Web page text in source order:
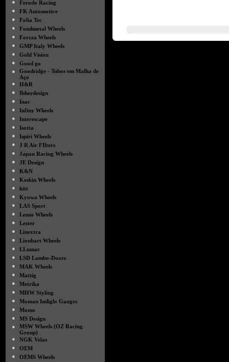
●
Ferodo Racing
●
FK Automotive
●
Folia Tec
●
Fondmetal Wheels
●
Forzza Wheels
●
GMP Italy Wheels
●
Gold Vision
●
Good go
●
Goodridge - Tubos em Malha de
Aço
●
H&R
●
Ibherdesign
●
Inac
●
Infiny Wheels
●
Interescape
●
Isotta
●
Ispiri Wheels
●
J R Air FIlters
●
Japan Racing Wheels
●
JE Design
●
K&N
●
Keskin Wheels
●
kitt
●
Kyowa Wheels
●
LAS Sport
●
Lenso Wheels
●
Lester
●
Linextra
●
Lionhart Wheels
●
LLumar
●
LSD Lambo-Doors
●
MAK Wheels
●
Mattig
●
Metrika
●
MHW Styling
●
Moman Indiglo Gauges
●
Momo
●
MS Design
●
MSW Wheels (OZ Racing
Group)
●
NGK Velas
●
OEM
●
OEMS Wheels